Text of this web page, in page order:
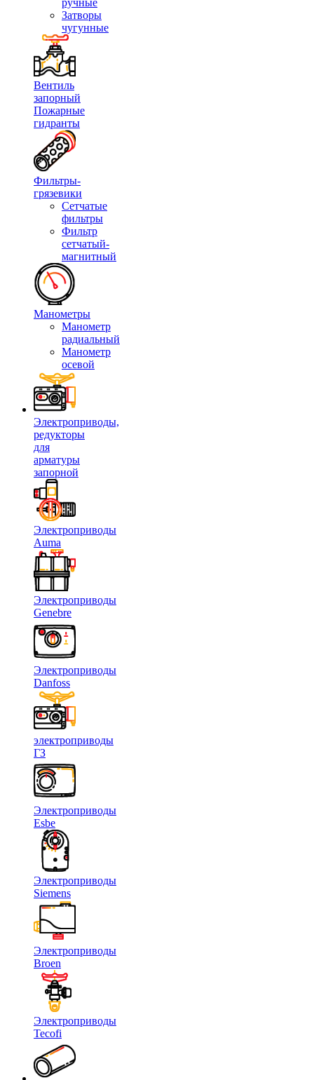
ручные
Затворы
чугунные
Вентиль
запорный
Пожарные
гидранты
Фильтры-
грязевики
Сетчатые
фильтры
Фильтр
сетчатый-
магнитный
Манометры
Манометр
радиальный
Манометр
осевой
Электроприводы,
редукторы
для
арматуры
запорной
Электроприводы
Auma
Электроприводы
Genebre
Электроприводы
Danfoss
электроприводы
ГЗ
Электроприводы
Esbe
Электроприводы
Siemens
Электроприводы
Broen
Электроприводы
Tecofi